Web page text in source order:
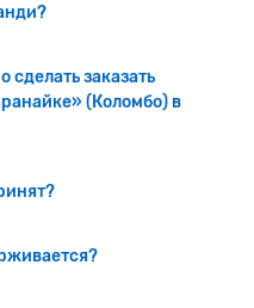
сделать заказать
(Коломбо) в